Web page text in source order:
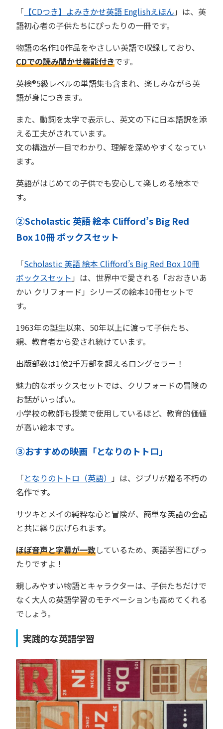
「 【CDつき】よみきかせ英語 Englishえほん 」は、英
語初心者の子供たちにぴったりの一冊です。
物語の名作10作品をやさしい英語で収録しており、
CDでの読み聞かせ機能付きです。
英検®︎5級レベルの単語集も含まれ、楽しみながら英
語が身につきます。
また、動詞を太字で表示し、英文の下に日本語訳を添
える工夫がされています。
文の構造が一目でわかり、理解を深めやすくなってい
ます。
英語がはじめての子供でも安心して楽しめる絵本で
す。
②Scholastic 英語 絵本 Clifford’s Big Red
Box 10冊 ボックスセット
「Scholastic 英語 絵本 Clifford’s Big Red Box 10冊
ボックスセット 」は、世界中で愛される「おおきいあ
かい クリフォード」シリーズの絵本10冊セットで
す。
1963年の誕生以来、50年以上に渡って子供たち、
親、教育者から愛され続けています。
出版部数は1億2千万部を超えるロングセラー！
魅力的なボックスセットでは、クリフォードの冒険の
お話がいっぱい。
小学校の教師も授業で使用しているほど、教育的価値
が高い絵本です。
③おすすめの映画「となりのトトロ」
「となりのトトロ（英語）
」は、ジブリが贈る不朽の
名作です。
サツキとメイの純粋な心と冒険が、簡単な英語の会話
と共に繰り広げられます。
ほぼ音声と字幕が一致しているため、英語学習にぴっ
たりですよ！
親しみやすい物語とキャラクターは、子供たちだけで
なく大人の英語学習のモチベーションも高めてくれる
でしょう。
実践的な英語学習